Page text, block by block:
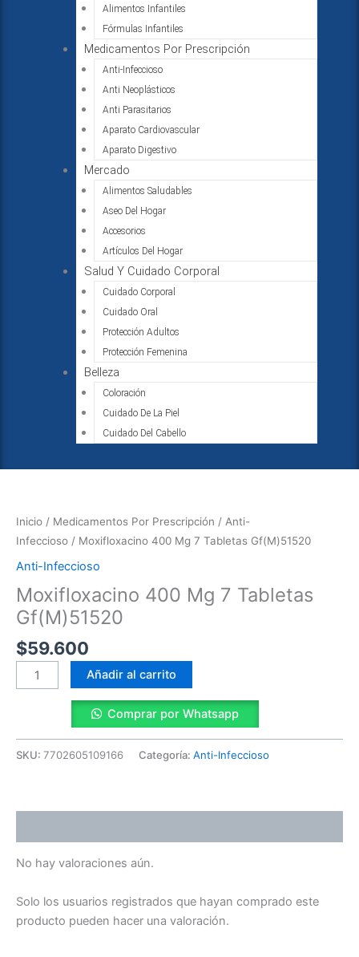
Alimentos Infantiles
Fórmulas Infantiles
Medicamentos Por Prescripción
Anti-Infeccioso
Anti Neoplásticos
Anti Parasitarios
Aparato Cardiovascular
Aparato Digestivo
Mercado
Alimentos Saludables
Aseo Del Hogar
Accesorios
Artículos Del Hogar
Salud Y Cuidado Corporal
Cuidado Corporal
Cuidado Oral
Protección Adultos
Protección Femenina
Belleza
Coloración
Cuidado De La Piel
Cuidado Del Cabello
Inicio / Medicamentos Por Prescripción / Anti-
Infeccioso / Moxifloxacino 400 Mg 7 Tabletas Gf(M)51520
Anti-Infeccioso
Moxifloxacino 400 Mg 7 Tabletas
Gf(M)51520
$59.600
Mg
7
Gf(M)51520
cantidad
Añadir al carrito
Comprar por Whatsapp
SKU: 7702605109166 Categoría: Anti-Infeccioso
No hay valoraciones aún.
Solo los usuarios registrados que hayan comprado este
producto pueden hacer una valoración.